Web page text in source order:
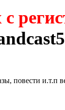
повести и.т.п